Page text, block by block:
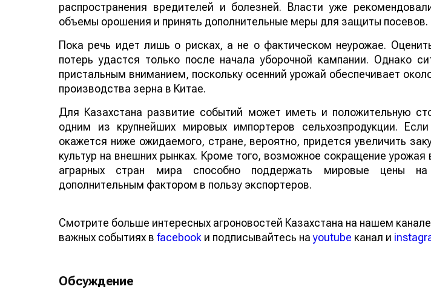
распространения вредителей и болезней. Власти уже
объемы орошения и принять дополнительные меры для защиты посевов.
Пока речь идет лишь о рисках, а не о фактическом неурожае.
потерь удастся только после начала уборочной кампании. Однако
пристальным вниманием, поскольку осенний урожай обеспечивает
производства зерна в Китае.
Для Казахстана развитие событий может иметь и положительную
одним из крупнейших мировых импортеров сельхозпродукции.
окажется ниже ожидаемого, стране, вероятно, придется увеличить
культур на внешних рынках. Кроме того, возможное сокращение урожая
аграрных стран мира способно поддержать мировые цены
дополнительным фактором в пользу экспортеров.
Смотрите больше интересных агроновостей Казахстана на нашем канале
важных событиях в facebook и подписывайтесь наyoutube канал и
Обсуждение